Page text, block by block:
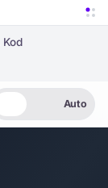
Kod
Ciemny
Auto
Auto